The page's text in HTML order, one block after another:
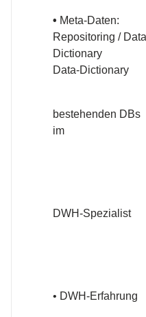
• Meta-Daten:
Repositoring /
Data-Dictionary
bestehenden DBs
im
DWH-Spezialist
• DWH-Erfahrung